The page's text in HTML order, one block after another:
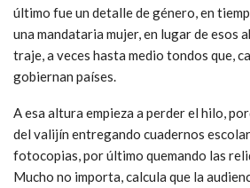
último fue un detalle de género, en
una mandataria mujer, en lugar de esos
traje, a veces hasta medio tondos que,
gobiernan países.
A esa altura empieza a perder el hilo,
del valijín entregando cuadernos
fotocopias, por último quemando las
Mucho no importa, calcula que la